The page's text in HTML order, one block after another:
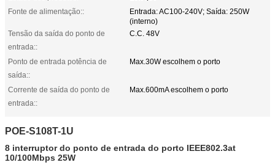
Fonte de alimentação::
Entrada: AC100-240V; Saída: 250W
(interno)
Tensão da saída do ponto de
entrada::
C.C. 48V
Ponto de entrada potência de
saída::
Max.30W escolhem o porto
Corrente de saída do ponto de
entrada::
Max.600mA escolhem o porto
POE-S108T-1U
8 interruptordo ponto de entrada do porto IEEE802.3at
10/100Mbps 25W